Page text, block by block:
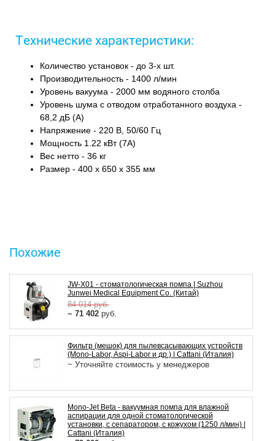
Технические характеристики:
Количество установок - до 3-х шт.
Производительность - 1400 л/мин
Уровень вакуума - 2000 мм водяного столба
Уровень шума с отводом отработанного воздуха -
68,2 дБ (А)
Напряжение - 220 В, 50/60 Гц
Мощность 1.22 кВт (7A)
Вес нетто - 36 кг
Размер - 400 x 650 x 355 мм
Похожие
JW-Х01 - стоматологическая помпа | Suzhou
Junwei Medical Equipment Co. (Китай)
84 014руб.
~ 71 402 руб.
Фильтр (мешок) для пылевсасывающих устройств
(Mono-Labor, Aspi-Labor и др.) | Cattani (Италия)
~ Уточняйте стоимость у менеджеров
Mono-Jet Beta - вакуумная помпа для влажной
аспирации для одной стоматологической
установки, с сепаратором, с кожухом (1250 л/мин) |
Cattani (Италия)